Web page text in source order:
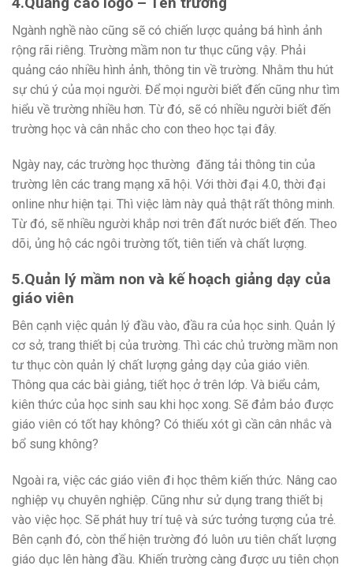
Ngành nghề nào cũng sẽ có chiến lược quảng bá hình ảnh
rộng rãi riêng. Trường mầm non tư thục cũng vậy. Phải
quảng cáo nhiều hình ảnh, thông tin về trường. Nhằm thu hút
sự chú ý của mọi người. Để mọi người biết đến cũng như tìm
hiểu về trường nhiều hơn. Từ đó, sẽ có nhiều người biết đến
trường học và cân nhắc cho con theo học tại đây.
Ngày nay, các trường học thường đăng tải thông tin của
trường lên các trang mạng xã hội. Với thời đại 4.0, thời đại
online như hiện tại. Thì việc làm này quả thật rất thông minh.
Từ đó, sẽ nhiều người khắp nơi trên đất nước biết đến. Theo
dõi, ủng hộ các ngôi trường tốt, tiên tiến và chất lượng.
5.Quản lý mầm non và kế hoạch giảng dạy của
giáo viên
Bên cạnh việc quản lý đầu vào, đầu ra của học sinh. Quản lý
cơ sở, trang thiết bị của trường. Thì các chủ trường mầm non
tư thục còn quản lý chất lượng gảng dạy của giáo viên.
Thông qua các bài giảng, tiết học ở trên lớp. Và biểu cảm,
kiên thức của học sinh sau khi học xong. Sẽ đảm bảo được
giáo viên có tốt hay không? Có thiếu xót gì cần cân nhắc và
bổ sung không?
Ngoài ra, việc các giáo viên đi học thêm kiến thức. Nâng cao
nghiệp vụ chuyên nghiệp. Cũng như sử dụng trang thiết bị
vào việc học. Sẽ phát huy trí tuệ và sức tưởng tượng của trẻ.
Bên cạnh đó, còn thể hiện trường đó luôn ưu tiên chất lượng
giáo dục lên hàng đầu. Khiến trường càng được ưu tiên chọn